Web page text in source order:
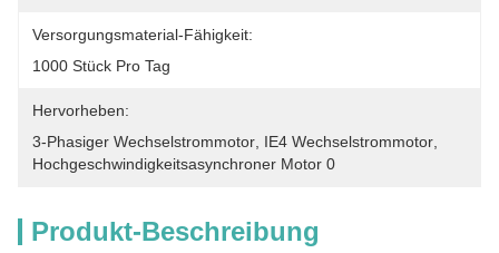
Versorgungsmaterial-Fähigkeit:
1000 Stück Pro Tag
Hervorheben:
3-Phasiger Wechselstrommotor IE4 Wechselstrommotor
Hochgeschwindigkeitsasynchroner Motor 0
Produkt-Beschreibung